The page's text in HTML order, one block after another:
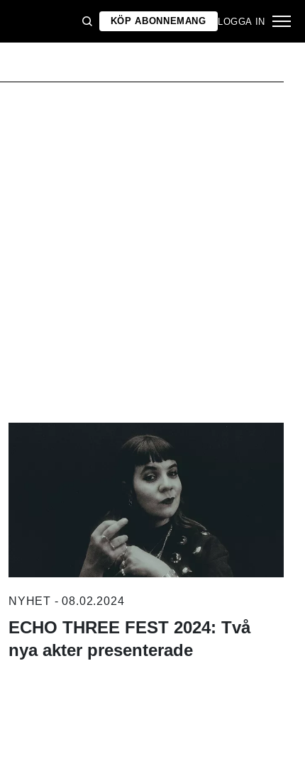
KÖP ABONNEMANG LOGGA IN
NYHET - 08.02.2024
ECHO THREE FEST 2024: Två
nya akter presenterade